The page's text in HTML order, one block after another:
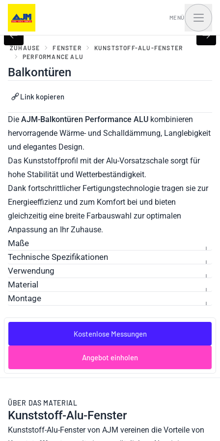
MENÜ
Fenster, Balkontüren
und Schiebesysteme
Haustüren und Portale
ZUHAUSE FENSTER
KUNSTSTOFF-ALU-FENSTER
PERFORMANCE ALU
Balkontüren
Link kopieren
Die AJM-Balkontüren Performance ALU kombinieren
hervorragende Wärme- und Schalldämmung, Langlebigkeit
und elegantes Design.
Das Kunststoffprofil mit der Alu-Vorsatzschale sorgt für
hohe Stabilität und Wetterbeständigkeit.
Dank fortschrittlicher Fertigungstechnologie tragen sie zur
Energieeffizienz und zum Komfort bei und bieten
gleichzeitig eine breite Farbauswahl zur optimalen
Anpassung an Ihr Zuhause.
Maße
Technische Spezifikationen
Verwendung
Material
Montage
Kostenlose Messungen
Angebot einholen
ÜBER DAS MATERIAL
Kunststoff-Alu-Fenster
Kunststoff-Alu-Fenster von AJM vereinen die Vorteile von